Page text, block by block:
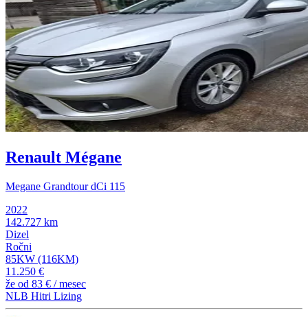
Renault Mégane
Megane Grandtour dCi 115
2022
142.727 km
Dizel
Ročni
85KW (116KM)
11.250 €
že od 83 € / mesec
NLB Hitri Lizing